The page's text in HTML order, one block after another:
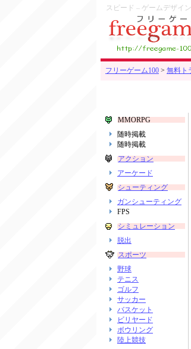
スピード – ゲームデザイン
フリーゲーム100 > 無料ト
MMORPG
随時掲載
随時掲載
アクション
アーケード
シューティング
ガンシューティング
FPS
シミュレーション
脱出
スポーツ
野球
テニス
ゴルフ
サッカー
バスケット
ビリヤード
ボウリング
陸上競技